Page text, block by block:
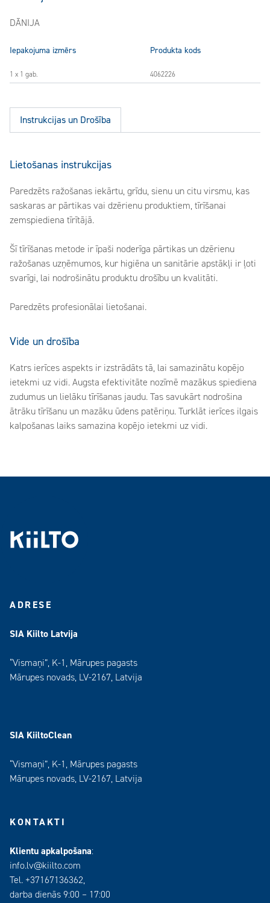
DĀNIJA
Iepakojuma izmērs Produkta kods
1 x 1 gab. 4062226
Instrukcijas un Drošība
Lietošanas instrukcijas
Paredzēts ražošanas iekārtu, grīdu, sienu un citu virsmu, kas
saskaras ar pārtikas vai dzērienu produktiem, tīrīšanai
zemspiediena tīrītājā.
Šī tīrīšanas metode ir īpaši noderīga pārtikas un dzērienu
ražošanas uzņēmumos, kur higiēna un sanitārie apstākļi ir ļoti
svarīgi, lai nodrošinātu produktu drošību un kvalitāti.
Paredzēts profesionālai lietošanai.
Vide un drošība
Katrs ierīces aspekts ir izstrādāts tā, lai samazinātu kopējo
ietekmi uz vidi. Augsta efektivitāte nozīmē mazākus spiediena
zudumus un lielāku tīrīšanas jaudu. Tas savukārt nodrošina
ātrāku tīrīšanu un mazāku ūdens patēriņu. Turklāt ierīces ilgais
kalpošanas laiks samazina kopējo ietekmi uz vidi.
ADRESE
SIA Kiilto Latvija
“Vismaņi”, K-1, Mārupes pagasts
Mārupes novads, LV-2167, Latvija
SIA KiiltoClean
“Vismaņi”, K-1, Mārupes pagasts
Mārupes novads, LV-2167, Latvija
KONTAKTI
Klientu apkalpošana:
info.lv@kiilto.com
Tel. +37167136362,
darba dienās 9:00 – 17:00